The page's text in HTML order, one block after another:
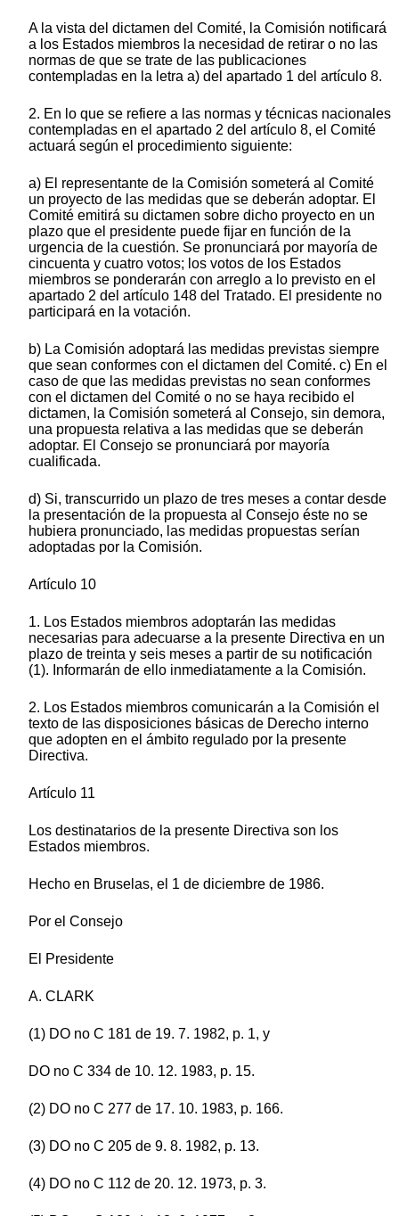
A la vista del dictamen del Comité, la Comisión notificará
a los Estados miembros la necesidad de retirar o no las
normas de que se trate de las publicaciones
contempladas en la letra a) del apartado 1 del artículo 8.
2. En lo que se refiere a las normas y técnicas nacionales
contempladas en el apartado 2 del artículo 8, el Comité
actuará según el procedimiento siguiente:
a) El representante de la Comisión someterá al Comité
un proyecto de las medidas que se deberán adoptar. El
Comité emitirá su dictamen sobre dicho proyecto en un
plazo que el presidente puede fijar en función de la
urgencia de la cuestión. Se pronunciará por mayoría de
cincuenta y cuatro votos; los votos de los Estados
miembros se ponderarán con arreglo a lo previsto en el
apartado 2 del artículo 148 del Tratado. El presidente no
participará en la votación.
b) La Comisión adoptará las medidas previstas siempre
que sean conformes con el dictamen del Comité. c) En el
caso de que las medidas previstas no sean conformes
con el dictamen del Comité o no se haya recibido el
dictamen, la Comisión someterá al Consejo, sin demora,
una propuesta relativa a las medidas que se deberán
adoptar. El Consejo se pronunciará por mayoría
cualificada.
d) Si, transcurrido un plazo de tres meses a contar desde
la presentación de la propuesta al Consejo éste no se
hubiera pronunciado, las medidas propuestas serían
adoptadas por la Comisión.
Artículo 10
1. Los Estados miembros adoptarán las medidas
necesarias para adecuarse a la presente Directiva en un
plazo de treinta y seis meses a partir de su notificación
(1). Informarán de ello inmediatamente a la Comisión.
2. Los Estados miembros comunicarán a la Comisión el
texto de las disposiciones básicas de Derecho interno
que adopten en el ámbito regulado por la presente
Directiva.
Artículo 11
Los destinatarios de la presente Directiva son los
Estados miembros.
Hecho en Bruselas, el 1 de diciembre de 1986.
Por el Consejo
El Presidente
A. CLARK
(1) DO no C 181 de 19. 7. 1982, p. 1, y
DO no C 334 de 10. 12. 1983, p. 15.
(2) DO no C 277 de 17. 10. 1983, p. 166.
(3) DO no C 205 de 9. 8. 1982, p. 13.
(4) DO no C 112 de 20. 12. 1973, p. 3.